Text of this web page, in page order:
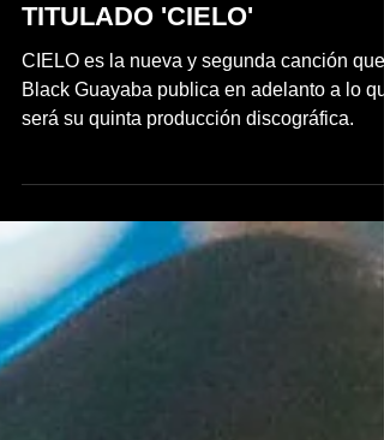
inpuertoricomagazine
21 abr 2023
2 min de lectura
TITULADO 'CIELO'
CIELO es la nueva y segunda canción que
Black Guayaba publica en adelanto a lo
será su quinta producción discográfica.